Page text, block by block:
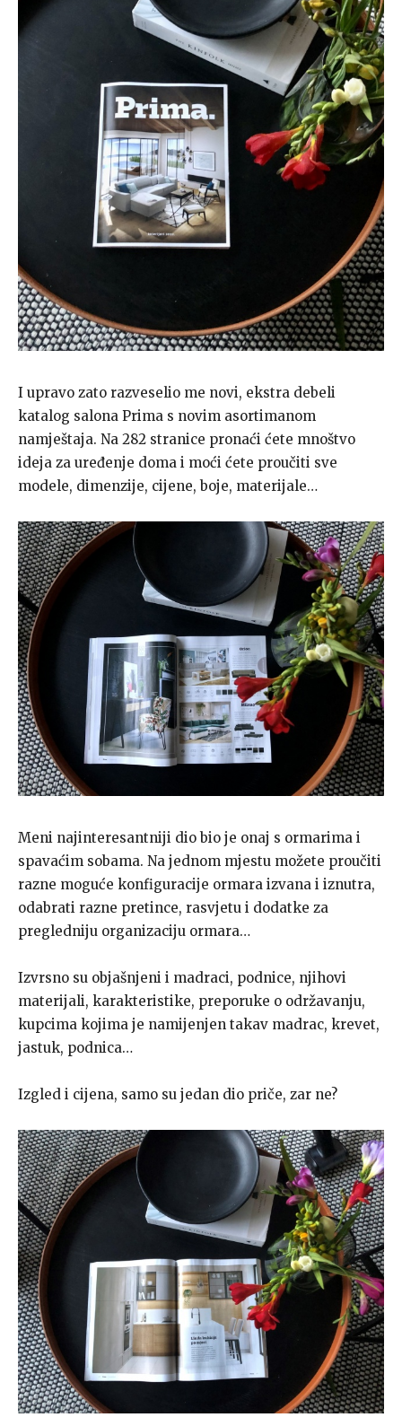
I upravo zato razveselio me novi, ekstra debeli
katalog salona Prima s novim asortimanom
namještaja. Na 282 stranice pronaći ćete mnoštvo
ideja za uređenje doma i moći ćete proučiti sve
modele, dimenzije, cijene, boje, materijale…
Meni najinteresantniji dio bio je onaj s ormarima i
spavaćim sobama. Na jednom mjestu možete proučiti
razne moguće konfiguracije ormara izvana i iznutra,
odabrati razne pretince, rasvjetu i dodatke za
pregledniju organizaciju ormara…
Izvrsno su objašnjeni i madraci, podnice, njihovi
materijali, karakteristike, preporuke o održavanju,
kupcima kojima je namijenjen takav madrac, krevet,
jastuk, podnica…
Izgled i cijena, samo su jedan dio priče, zar ne?